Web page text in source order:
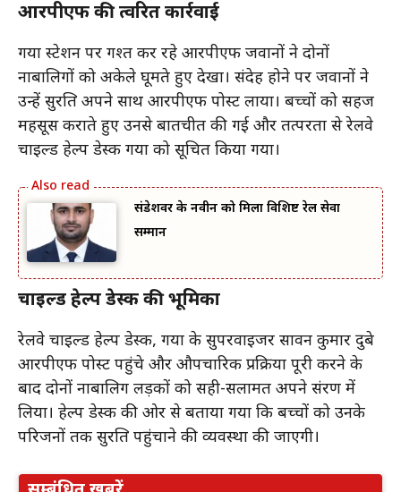
आरपीएफ की त्वरित कार्रवाई
गया स्टेशन पर गश्त कर रहे आरपीएफ जवानों ने दोनों
नाबालिगों को अकेले घूमते हुए देखा। संदेह होने पर जवानों ने
उन्हें सुरक्षित अपने साथ आरपीएफ पोस्ट लाया। बच्चों को सहज
महसूस कराते हुए उनसे बातचीत की गई और तत्परता से रेलवे
चाइल्ड हेल्प डेस्क गया को सूचित किया गया।
संडेशवर के नवीन को मिला विशिष्ट रेल सेवा
सम्मान
चाइल्ड हेल्प डेस्क की भूमिका
रेलवे चाइल्ड हेल्प डेस्क, गया के सुपरवाइजर सावन कुमार दुबे
आरपीएफ पोस्ट पहुंचे और औपचारिक प्रक्रिया पूरी करने के
बाद दोनों नाबालिग लड़कों को सही-सलामत अपने संरक्षण में
लिया। हेल्प डेस्क की ओर से बताया गया कि बच्चों को उनके
परिजनों तक सुरक्षित पहुंचाने की व्यवस्था की जाएगी।